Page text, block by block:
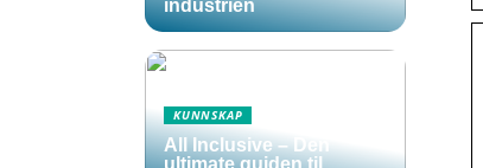
industrien
KUNNSKAP
All Inclusive – Den
ultimate guiden til